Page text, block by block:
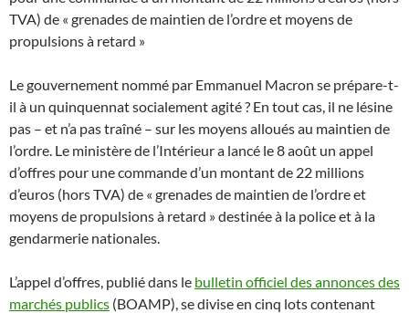
TVA) de « grenades de maintien de l’ordre et moyens de
propulsions à retard »
Le gouvernement nommé par Emmanuel Macron se prépare-t-
il à un quinquennat socialement agité ? En tout cas, il ne lésine
pas – et n’a pas traîné – sur les moyens alloués au maintien de
l’ordre. Le ministère de l’Intérieur a lancé le 8 août un appel
d’offres pour une commande d’un montant de 22 millions
d’euros (hors TVA) de « grenades de maintien de l’ordre et
moyens de propulsions à retard » destinée à la police et à la
gendarmerie nationales.
L’appel d’offres, publié dans le bulletin officiel des annonces des
marchés publics (BOAMP), se divise en cinq lots contenant